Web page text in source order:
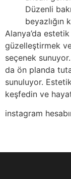
Düzenli
beyazlığın
Alanya’da
güzelleştirmek
seçenek
da ön planda
sunuluyor.
keşfedin ve
instagram